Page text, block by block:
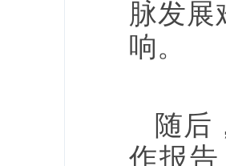
脉发展
响。
随后
作报